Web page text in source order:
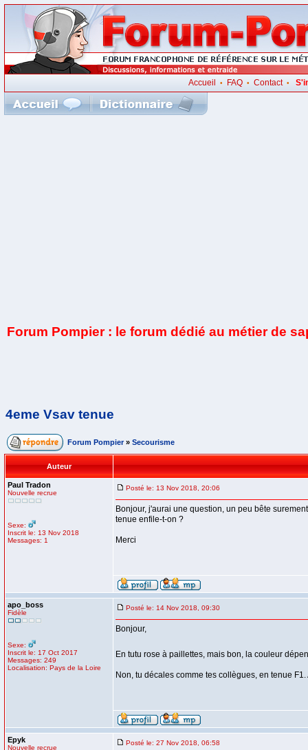
Accueil • FAQ• Contact•
Forum Pompier : le forum dédié au métier de
4eme Vsav tenue
Forum Pompier » Secourisme
Auteur
Paul Tradon
Nouvelle recrue
Sexe:
Inscrit le: 13 Nov 2018
Messages: 1
Posté le: 13 Nov 2018, 20:06
Bonjour, j'aurai une question, un peu bête
tenue enfile-t-on ?
Merci
apo_boss
Fidèle
Sexe:
Inscrit le: 17 Oct 2017
Messages: 249
Localisation: Pays de la Loire
Posté le: 14 Nov 2018, 09:30
Bonjour,
En tutu rose à paillettes, mais bon, la couleur
Non, tu décales comme tes collègues, en tenue
Epyk
Nouvelle recrue
Posté le: 27 Nov 2018, 06:58